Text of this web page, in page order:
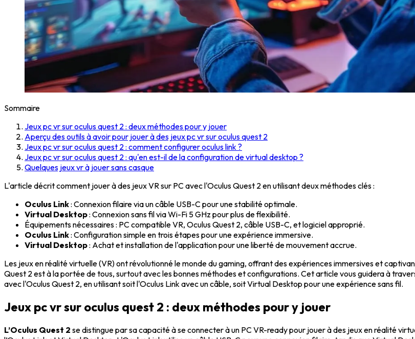
Sommaire
Jeux pc vr sur oculus quest 2 : deux méthodes pour y jouer
Aperçu des outils à avoir pour jouer à des jeux pc vr sur oculus quest 2
Jeux pc vr sur oculus quest 2 : comment configurer oculus link ?
Jeux pc vr sur oculus quest 2 : qu'en est-il de la configuration de virtual desktop ?
Quelques jeux vr à jouer sans casque
L'article décrit comment jouer à des jeux VR sur PC avec l'Oculus Quest 2 en utilisant deux méthodes clés :
Oculus Link: Connexion filaire via un câble USB-C pour une stabilité optimale.
Virtual Desktop: Connexion sans fil via Wi-Fi 5 GHz pour plus de flexibilité.
Équipements nécessaires : PC compatible VR, Oculus Quest 2, câble USB-C, et logiciel approprié.
Oculus Link: Configuration simple en trois étapes pour une expérience immersive.
Virtual Desktop: Achat et installation de l'application pour une liberté de mouvement accrue.
Les jeux en réalité virtuelle (VR) ont révolutionné le monde du gaming, offrant des expériences immersives et
Quest 2 est à la portée de tous, surtout avec les bonnes méthodes et configurations. Cet article vous guidera à
avec l'Oculus Quest 2, en utilisant soit l'Oculus Link avec un câble, soit Virtual Desktop pour une expérience sans fil.
Jeux pc vr sur oculus quest 2 : deux méthodes pour y jouer
L’Oculus Quest 2 se distingue par sa capacité à se connecter à un PC VR-ready pour jouer à des jeux en réalité